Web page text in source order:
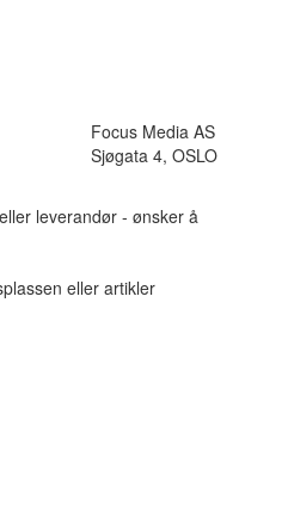
Focus Media AS
Sjøgata 4, OSLO
leverandør - ønsker å
eller artikler